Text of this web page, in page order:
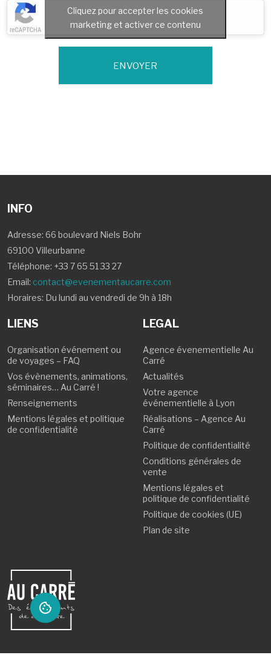
Cliquez pour accepter les cookies
marketing et activer ce contenu
ENVOYER
INFO
Adresse: 66 boulevard Niels Bohr
69100 Villeurbanne
Téléphone: +33 7 65 51 33 27
Email: contact@evenementaucarre.com
Horaires: Du lundi au vendredi de 9h à 18h
LIENS
Organisation événement ou
de voyages – FAQ
Vos évènements, animations,
séminaires… Au Carré !
Renseignements
Mentions légales et politique
de confidentialité
LEGAL
Agence évenementielle Au
Carré
Actualités
Votre agence
événementielle à Lyon
Réalisations – Agence Au
Carré
Politique de confidentialité
Conditions générales de
vente
Mentions légales et
politique de confidentialité
Politique de cookies (UE)
Plan de site